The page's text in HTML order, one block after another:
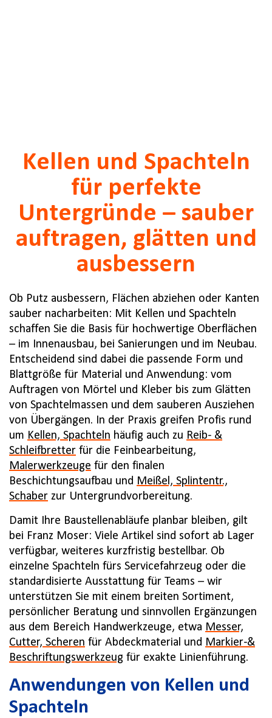
Kellen und Spachteln
für perfekte
Untergründe – sauber
auftragen, glätten und
ausbessern
Ob Putz ausbessern, Flächen abziehen oder Kanten
sauber nacharbeiten: Mit Kellen und Spachteln
schaffen Sie die Basis für hochwertige Oberflächen
– im Innenausbau, bei Sanierungen und im Neubau.
Entscheidend sind dabei die passende Form und
Blattgröße für Material und Anwendung: vom
Auftragen von Mörtel und Kleber bis zum Glätten
von Spachtelmassen und dem sauberen Ausziehen
von Übergängen. In der Praxis greifen Profis rund
um Kellen, Spachteln häufig auch zu Reib- &
Schleifbretter für die Feinbearbeitung,
Malerwerkzeuge für den finalen
Beschichtungsaufbau und Meißel, Splintentr.,
Schaber zur Untergrundvorbereitung.
Damit Ihre Baustellenabläufe planbar bleiben, gilt
bei Franz Moser: Viele Artikel sind sofort ab Lager
verfügbar, weiteres kurzfristig bestellbar. Ob
einzelne Spachteln fürs Servicefahrzeug oder die
standardisierte Ausstattung für Teams – wir
unterstützen Sie mit einem breiten Sortiment,
persönlicher Beratung und sinnvollen Ergänzungen
aus dem Bereich Handwerkzeuge, etwa Messer,
Cutter, Scheren für Abdeckmaterial und Markier-&
Beschriftungswerkzeug für exakte Linienführung.
Anwendungen von Kellen und
Spachteln